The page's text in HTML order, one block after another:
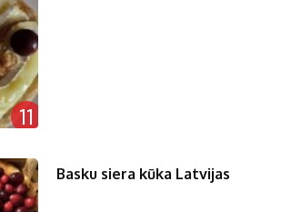
11
Basku siera kūka Latvijas